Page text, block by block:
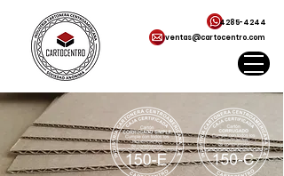
ventas@cartocentro.com
4285-4244